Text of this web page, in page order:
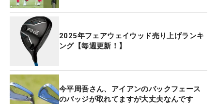
2025年フェアウェイウッド売り上げランキ
ング【毎週更新！】
今平周吾さん、アイアンのバックフェース
のバッジが取れてますが大丈夫なんです